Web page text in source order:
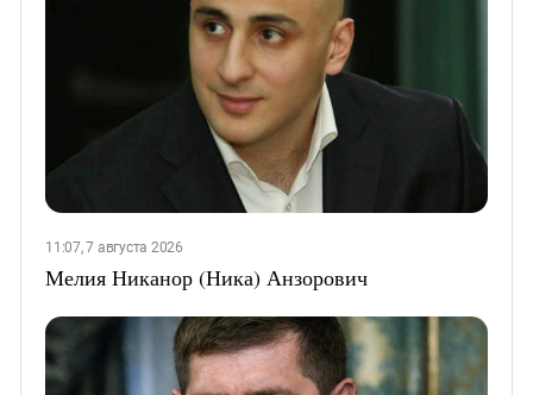
11:07, 7 августа 2026
Мелия Никанор (Ника) Анзорович